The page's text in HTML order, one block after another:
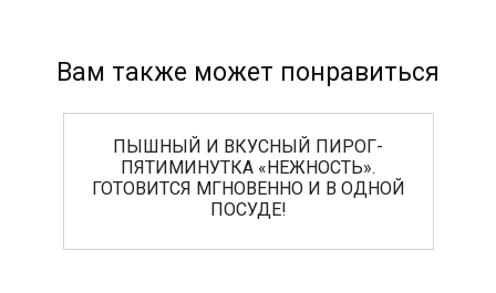
Вам также может понравиться
ПЫШНЫЙ И ВКУСНЫЙ ПИРОГ-
ПЯТИМИНУТКА «НЕЖНОСТЬ».
ГОТОВИТСЯ МГНОВЕННО И В ОДНОЙ
ПОСУДЕ!